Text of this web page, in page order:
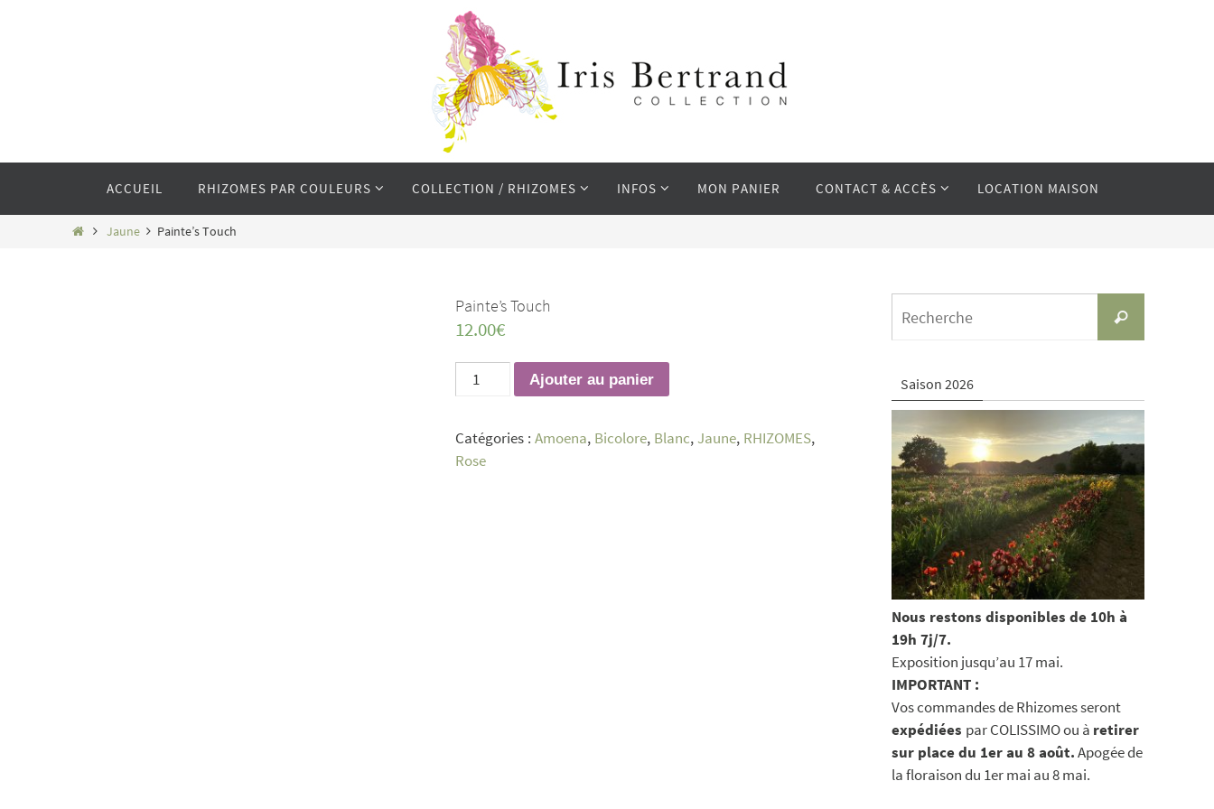
ACCUEIL RHIZOMES PAR COULEURS COLLECTION / RHIZOMES INFOS MON PANIER CONTACT & ACCÈS LOCATION MAISON
HomeJaune Painte’s Touch
Painte’s Touch
12.00€
quantité
de
Touch
Ajouter au panier
Catégories : Amoena, Bicolore, Blanc,Jaune, RHIZOMES,
Rose
Recherche
Saison 2026
Nous restons disponibles de 10h à
19h 7j/7.
Exposition jusqu’au 17 mai.
IMPORTANT :
Vos commandes de Rhizomes seront
expédiées par COLISSIMO ou à retirer
sur place du 1er au 8 août.Apogée de
la floraison du 1er mai au 8 mai.